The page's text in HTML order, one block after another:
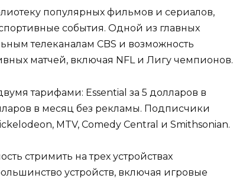
популярных фильмов и сериалов,
события. Одной из главных
телеканалам CBS и возможность
матчей, включая NFL и Лигу чемпионов.
тарифами: Essential за 5 долларов в
в месяц без рекламы. Подписчики
MTV, Comedy Central и Smithsonian.
стримить на трех устройствах
устройств, включая игровые